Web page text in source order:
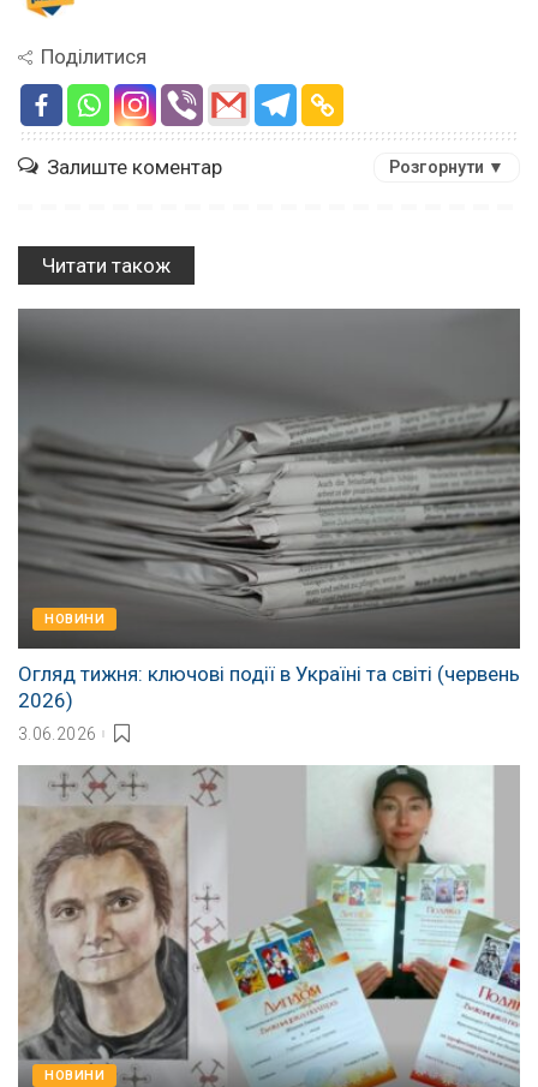
Поділитися
Залиште коментар Розгорнути ▼
Читати також
НОВИНИ
Огляд тижня: ключові події в Україні та світі (червень
2026)
3.06.2026
НОВИНИ